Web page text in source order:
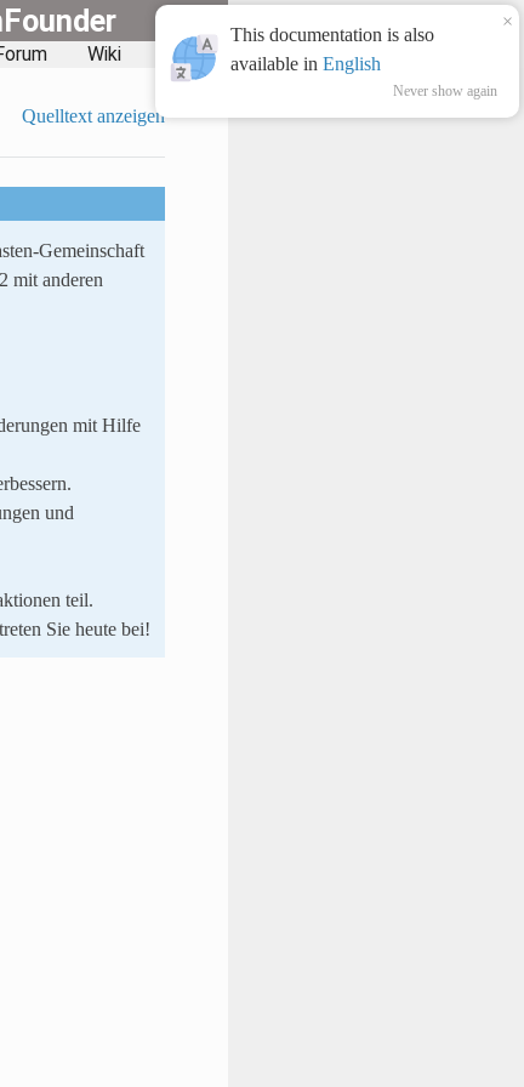
Wiki Blog
Quelltext anzeigen
Gemeinschaft
mit anderen
mit Hilfe
und
teil.
Sie heute bei!
This documentation is also
available in English
Never show again
×